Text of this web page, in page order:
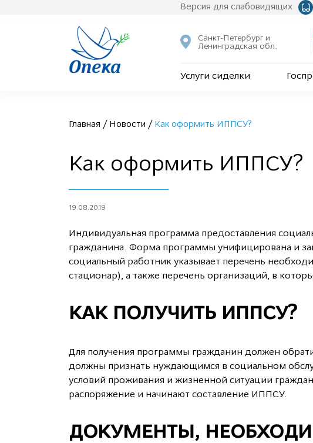
Версия для слабовидящих
Санкт-Петербург и
Ленинградская обл.
Услуги сиделки
Главная / Новости / Как оформить ИППСУ?
Как оформить ИППСУ?
19.08.2019
Индивидуальная программа предоставления
гражданина. Форма программы унифицирована и
социальный работник указывает перечень
стационар), а также перечень организаций, в
КАК ПОЛУЧИТЬ ИППСУ?
Для получения программы гражданин должен
должны признать нуждающимся в социальном
условий проживания и жизненной ситуации
распоряжение и начинают составление ИППСУ.
ДОКУМЕНТЫ,